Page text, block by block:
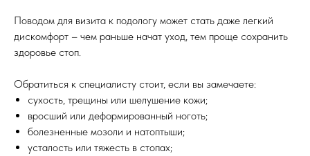
Поводом для визита к подологу может стать даже легкий
дискомфорт – чем раньше начат уход, тем проще сохранить
здоровье стоп.
Обратиться к специалисту стоит, если вы замечаете:
сухость, трещины или шелушение кожи;
вросший или деформированный ноготь;
болезненные мозоли и натоптыши;
усталость или тяжесть в стопах;